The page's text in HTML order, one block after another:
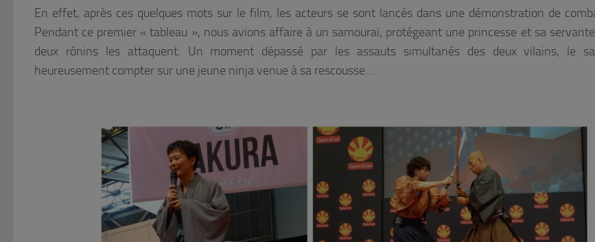
En effet, après ces quelques mots sur le film, les acteurs se sont lancés dans une démonstration de
Pendant ce premier « tableau », nous avions affaire à un samouraï, protégeant une princesse et sa
deux rônins les attaquent. Un moment dépassé par les assauts simultanés des deux vilains, le
heureusement compter sur une jeune ninja venue à sa rescousse…